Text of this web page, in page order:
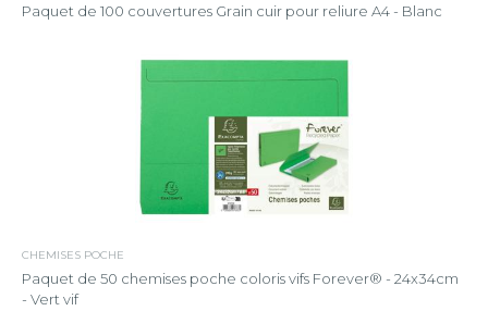
Paquet de 100 couvertures Grain cuir pour reliure A4 - Blanc
CHEMISES POCHE
Paquet de 50 chemises poche coloris vifs Forever® - 24x34cm
- Vert vif